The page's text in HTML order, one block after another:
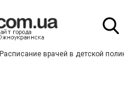
Расписание врачей в детской